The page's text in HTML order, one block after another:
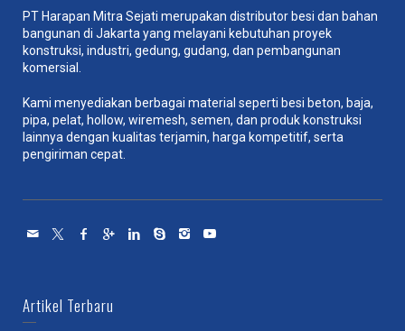
PT Harapan Mitra Sejati merupakan distributor besi dan bahan
bangunan di Jakarta yang melayani kebutuhan proyek
konstruksi, industri, gedung, gudang, dan pembangunan
komersial.
Kami menyediakan berbagai material seperti besi beton, baja,
pipa, pelat, hollow, wiremesh, semen, dan produk konstruksi
lainnya dengan kualitas terjamin, harga kompetitif, serta
pengiriman cepat.
Artikel Terbaru